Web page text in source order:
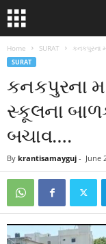
Home SURAT કનકપુરના
SURAT
કનકપુરના
સ્કૂલના
બચાવ….
By krantisamayguj - June